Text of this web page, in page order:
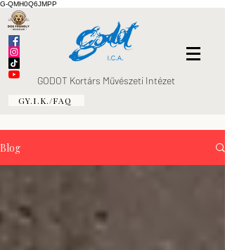
G-QMH0Q6JMPP
GODOT Kortárs Művészeti Intézet
GY.I.K./FAQ
Blog